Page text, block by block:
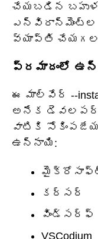
చేయబడిన
ఎన్విరాన్‌మెంట్‌ల
వ్యాప్తి
ప్రమాదంలో
ఈ మాల్వేర్ --
అనేక డెవలపర్
వాటికి
ఉన్నాయి:
కర్సర్
విండ్‌సర్ఫ్
VSCodium